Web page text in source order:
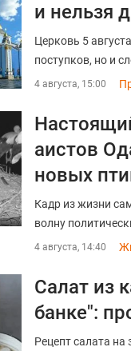
и нельзя
Церковь 5
поступков, но и
4 августа, 15:00
аистов
новых
Кадр из жизни
волну
4 августа, 14:40
Салат из
банке":
Рецепт салата на